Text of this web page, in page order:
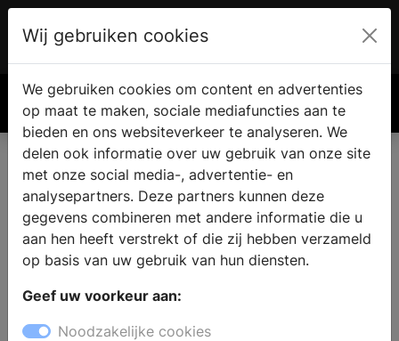
€ 0.00
Wij gebruiken cookies
We gebruiken cookies om content en advertenties
op maat te maken, sociale mediafuncties aan te
bieden en ons websiteverkeer te analyseren. We
delen ook informatie over uw gebruik van onze site
met onze social media-, advertentie- en
analysepartners. Deze partners kunnen deze
gegevens combineren met andere informatie die u
aan hen heeft verstrekt of die zij hebben verzameld
op basis van uw gebruik van hun diensten.
Geef uw voorkeur aan:
Noodzakelijke cookies